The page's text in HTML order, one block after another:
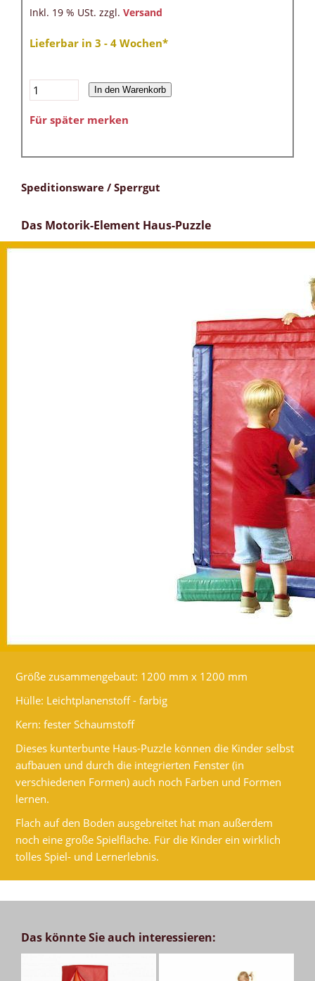
Inkl. 19 % USt. zzgl. Versand
Lieferbar in 3 - 4 Wochen*
In den Warenkorb
Für später merken
Speditionsware / Sperrgut
Das Motorik-Element Haus-Puzzle
Größe zusammengebaut: 1200 mm x 1200 mm
Hülle: Leichtplanenstoff - farbig
Kern: fester Schaumstoff
Dieses kunterbunte Haus-Puzzle können die Kinder selbst
aufbauen und durch die integrierten Fenster (in
verschiedenen Formen) auch noch Farben und Formen
lernen.
Flach auf den Boden ausgebreitet hat man außerdem
noch eine große Spielfläche. Für die Kinder ein wirklich
tolles Spiel- und Lernerlebnis.
Das könnte Sie auch interessieren: